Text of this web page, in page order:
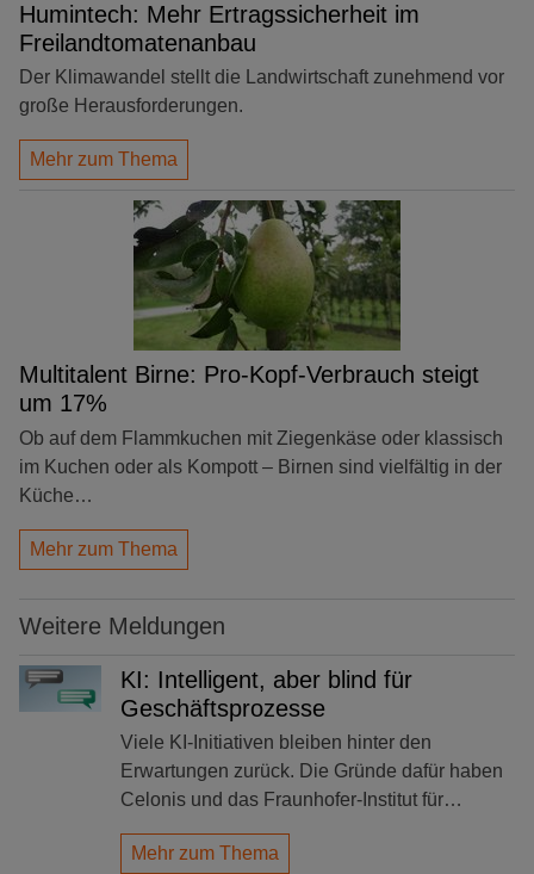
Humintech: Mehr Ertragssicherheit im
Freilandtomatenanbau
Der Klimawandel stellt die Landwirtschaft zunehmend vor
große Herausforderungen.
Mehr zum Thema
Multitalent Birne: Pro-Kopf-Verbrauch steigt
um 17%
Ob auf dem Flammkuchen mit Ziegenkäse oder klassisch
im Kuchen oder als Kompott – Birnen sind vielfältig in der
Küche…
Mehr zum Thema
Weitere Meldungen
KI: Intelligent, aber blind für
Geschäftsprozesse
Viele KI-Initiativen bleiben hinter den
Erwartungen zurück. Die Gründe dafür haben
Celonis und das Fraunhofer-Institut für…
Mehr zum Thema